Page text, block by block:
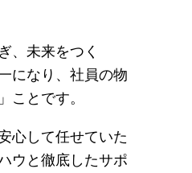
、未来をつく
になり、社員の物
ことです。
心して任せていた
ウと徹底したサポ